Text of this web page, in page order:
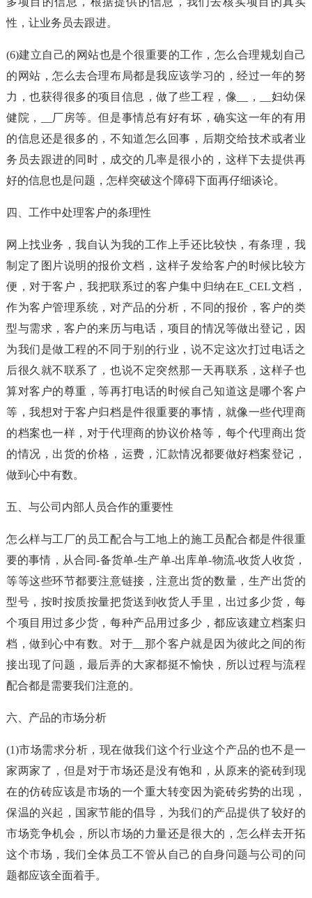
性，让业务员去跟进。
(6)建立自己的网站也是个很重要的工作，怎么合理规划自己
的网站，怎么去合理布局都是我应该学习的，经过一年的努
力，也获得很多的项目信息，做了些工程，像__，__妇幼保
健院，__厂房等。但是事情总有好有坏，确实这一年的有用
的信息还是很多的，不知道怎么回事，后期交给技术或者业
务员去跟进的同时，成交的几率是很小的，这样下去提供再
好的信息也是问题，怎样突破这个障碍下面再仔细谈论。
四、工作中处理客户的条理性
网上找业务，我自认为我的工作上手还比较快，有条理，我
制定了图片说明的报价文档，这样子发给客户的时候比较方
便，对于客户，我把联系过的客户集中归纳在E_CEL文档，
作为客户管理系统，对产品的分析，不同的报价，客户的类
型与需求，客户的来历与电话，项目的情况等做出登记，因
为我们是做工程的不同于别的行业，说不定这次打过电话之
后很久就不联系了，也说不定突然那一天再联系，这样子也
算对客户的尊重，等再打电话的时候自己知道这是哪个客户
等，我想对于客户归档是件很重要的事情，就像一些代理商
的档案也一样，对于代理商的协议价格等，每个代理商出货
的情况，出货的价格，运费，汇款情况都要做好档案登记，
做到心中有数。
五、与公司内部人员合作的重要性
怎么样与工厂的员工配合与工地上的施工员配合都是件很重
要的事情，从合同-备货单-生产单-出库单-物流-收货人收货，
等等这些环节都要注意链接，注意出货的数量，生产出货的
型号，按时按质按量把货送到收货人手里，出过多少货，每
个项目用过多少货，每种产品用过多少，都应该建立档案归
档，做到心中有数。对于__那个客户就是因为彼此之间的衔
接出现了问题，最后弄的大家都挺不愉快，所以过程与流程
配合都是需要我们注意的。
六、产品的市场分析
(1)市场需求分析，现在做我们这个行业这个产品的也不是一
家两家了，但是对于市场还是没有饱和，从原来的瓷砖到现
在的仿砖应该是市场的一个重大转变因为瓷砖劣势的出现，
保温的兴起，国家节能的倡导，为我们的产品提供了较好的
市场竞争机会，所以市场的力量还是很大的，怎么样去开拓
这个市场，我们全体员工不管从自己的自身问题与公司的问
题都应该全面着手。